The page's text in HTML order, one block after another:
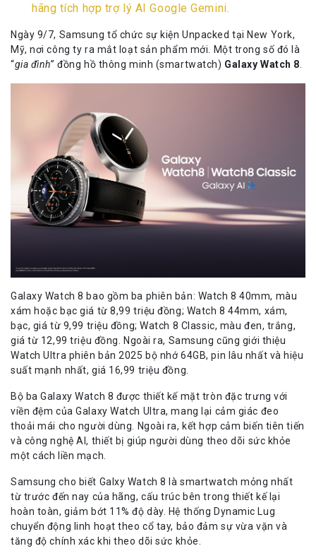
hãng tích hợp trợ lý AI Google Gemini.
Ngày 9/7, Samsung tổ chức sự kiện Unpacked tại New York,
Mỹ, nơi công ty ra mắt loạt sản phẩm mới. Một trong số đó là
“gia đình” đồng hồ thông minh (smartwatch) Galaxy Watch 8
Galaxy Watch 8 bao gồm ba phiên bản: Watch 8 40mm, màu
xám hoặc bạc giá từ 8,99 triệu đồng; Watch 8 44mm, xám,
bạc, giá từ 9,99 triệu đồng; Watch 8 Classic, màu đen, trắng,
giá từ 12,99 triệu đồng. Ngoài ra, Samsung cũng giới thiệu
Watch Ultra phiên bản 2025 bộ nhớ 64GB, pin lâu nhất và hiệu
suất mạnh nhất, giá 16,99 triệu đồng.
Bộ ba Galaxy Watch 8 được thiết kế mặt tròn đặc trưng với
viền đệm của Galaxy Watch Ultra, mang lại cảm giác đeo
thoải mái cho người dùng. Ngoài ra, kết hợp cảm biến tiên tiến
và công nghệ AI, thiết bị giúp người dùng theo dõi sức khỏe
một cách liền mạch.
Samsung cho biết Galxy Watch 8 là smartwatch mỏng nhất
từ trước đến nay của hãng, cấu trúc bên trong thiết kế lại
hoàn toàn, giảm bớt 11% độ dày. Hệ thống Dynamic Lug
chuyển động linh hoạt theo cổ tay, bảo đảm sự vừa vặn và
tăng độ chính xác khi theo dõi sức khỏe.